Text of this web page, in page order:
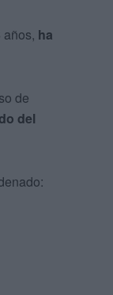
años, ha
de
del